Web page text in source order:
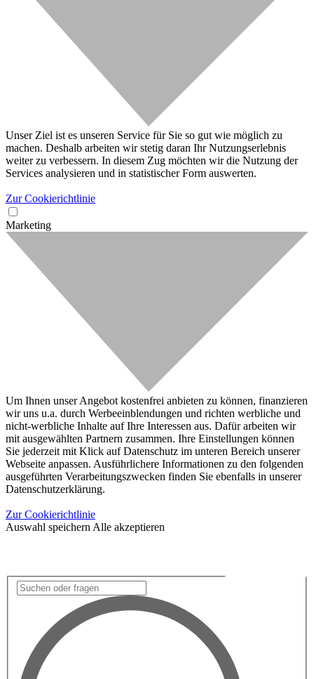
Unser Ziel ist es unseren Service für Sie so gut wie möglich zu
machen. Deshalb arbeiten wir stetig daran Ihr Nutzungserlebnis
weiter zu verbessern. In diesem Zug möchten wir die Nutzung der
Services analysieren und in statistischer Form auswerten.
Zur Cookierichtlinie
Marketing
Um Ihnen unser Angebot kostenfrei anbieten zu können, finanzieren
wir uns u.a. durch Werbeeinblendungen und richten werbliche und
nicht-werbliche Inhalte auf Ihre Interessen aus. Dafür arbeiten wir
mit ausgewählten Partnern zusammen. Ihre Einstellungen können
Sie jederzeit mit Klick auf Datenschutz im unteren Bereich unserer
Webseite anpassen. Ausführlichere Informationen zu den folgenden
ausgeführten Verarbeitungszwecken finden Sie ebenfalls in unserer
Datenschutzerklärung.
Zur Cookierichtlinie
Auswahl speichern Alle akzeptieren